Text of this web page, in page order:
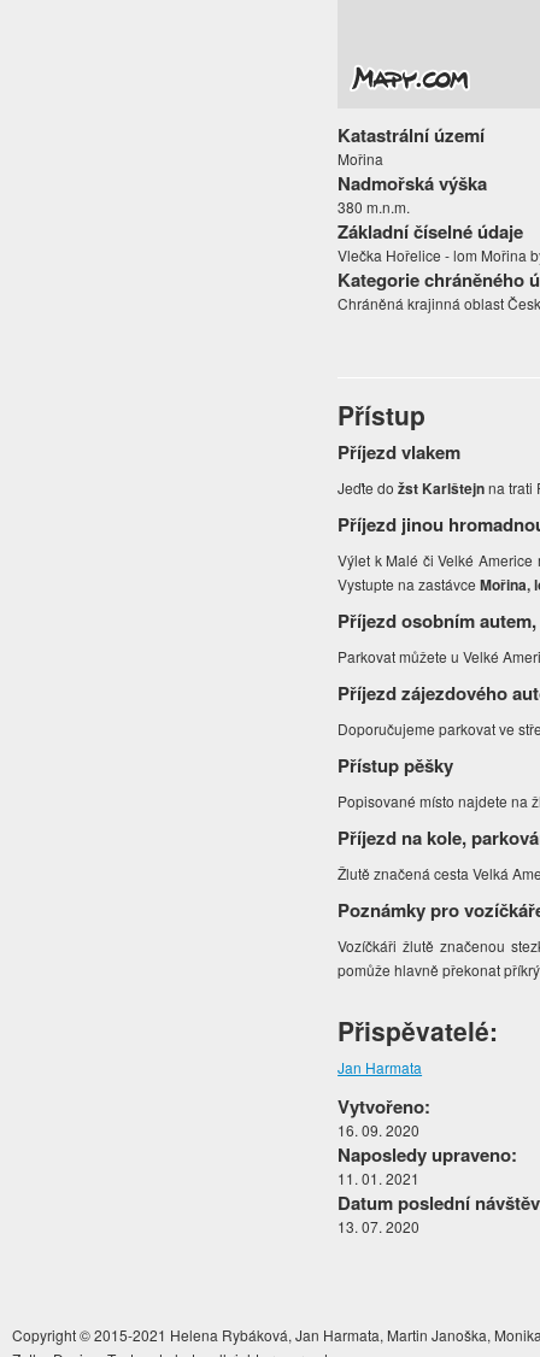
Katastrální území
Mořina
Nadmořská výška
380 m.n.m.
Základní číselné údaje
Vlečka Hořelice - lom Mořina
Kategorie chráněného
Chráněná krajinná oblast
Přístup
Příjezd vlakem
Jeďte dožst Karlštejnna trati
Příjezd jinou
Výlet k Malé či Velké
Vystupte na zastávceMořina,
Příjezd osobním
Parkovat můžete u Velké
Příjezd zájezdového
Doporučujeme parkovat ve
Přístup pěšky
Popisované místo najdete na
Příjezd na kole,
Žlutě značená cesta Velká
Poznámky pro
Vozíčkáři žlutě značenou
pomůže hlavně překonat
Přispěvatelé:
Jan Harmata
Vytvořeno:
16. 09. 2020
Naposledy upraveno:
11. 01. 2021
Datum poslední
13. 07. 2020
Copyright © 2015-2021 Helena Rybáková, Jan Harmata, Martin Janoška,